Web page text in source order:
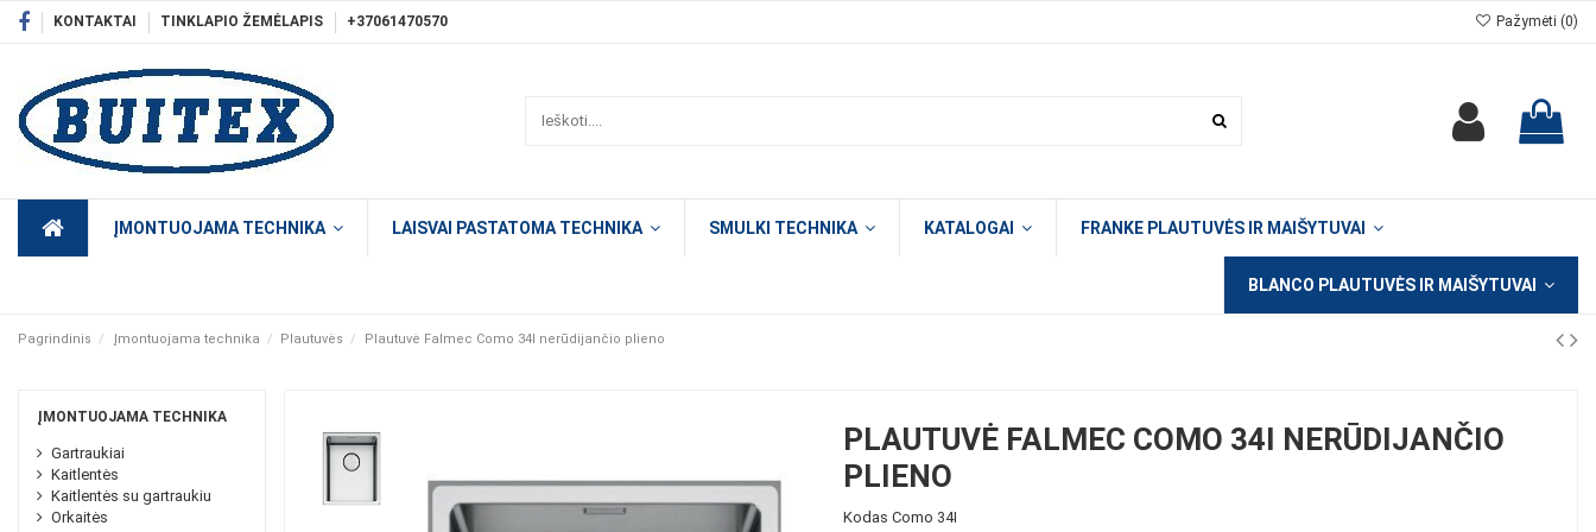
KONTAKTAI TINKLAPIO ŽEMĖLAPIS +37061470570 Pažymėti (0)
ĮMONTUOJAMA TECHNIKA LAISVAI PASTATOMA TECHNIKA SMULKI TECHNIKA KATALOGAI FRANKE PLAUTUVĖS IR MAIŠYTUVAI
BLANCO PLAUTUVĖS IR MAIŠYTUVAI
Pagrindinis Įmontuojama technika Plautuvės Plautuvė Falmec Como 34I nerūdijančio plieno
PLAUTUVĖ FALMEC COMO 34I NERŪDIJANČIO
PLIENO
Kodas Como 34I
ĮMONTUOJAMA TECHNIKA
Gartraukiai
Kaitlentės
Kaitlentės su gartraukiu
Orkaitės